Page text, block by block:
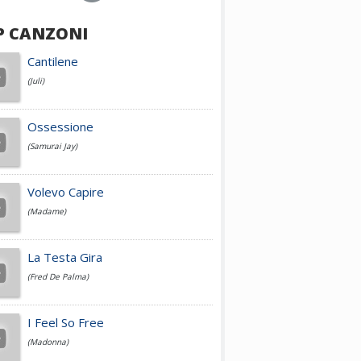
Achille Lauro
Cesare Cremonini
Jovanotti
Fedez
Simone Cristicchi
CANZONI
Cantilene
(Juli)
Ossessione
(Samurai Jay)
Volevo Capire
(Madame)
La Testa Gira
(Fred De Palma)
I Feel So Free
(Madonna)